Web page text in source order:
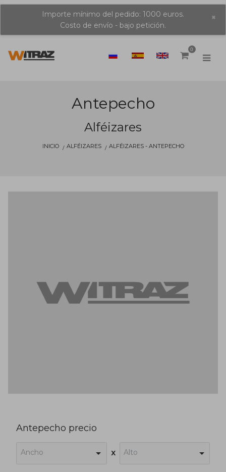
Importe mínimo del pedido: 1000 euros.
Costo de envío - bajo petición.
×
0
Antepecho
Alféizares
INICIO ALFÉIZARES ALFÉIZARES - ANTEPECHO
Antepecho precio
Ancho x Alto